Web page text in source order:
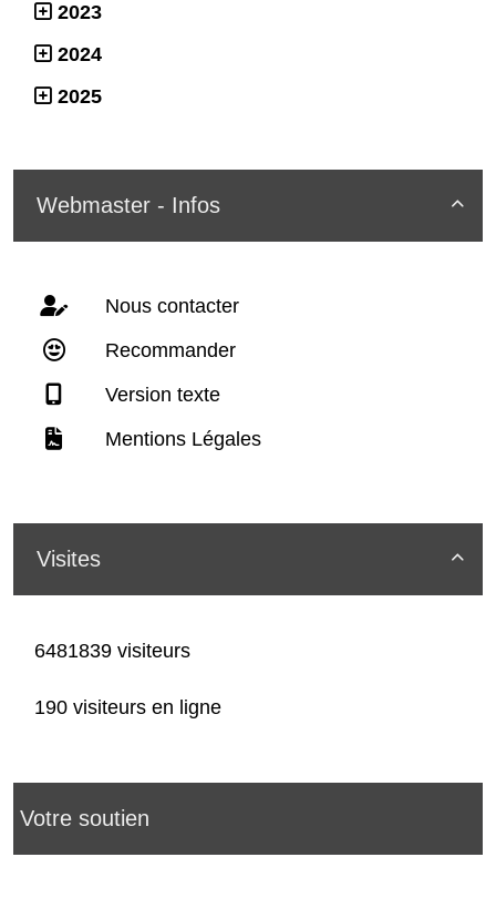
2023
2024
2025

Webmaster - Infos
Nous contacter
Recommander
Version texte
Mentions Légales

Visites
6481839 visiteurs
190 visiteurs en ligne
Votre soutien